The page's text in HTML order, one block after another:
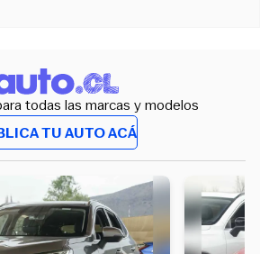
todas las marcas y modelos
TU AUTO ACÁ